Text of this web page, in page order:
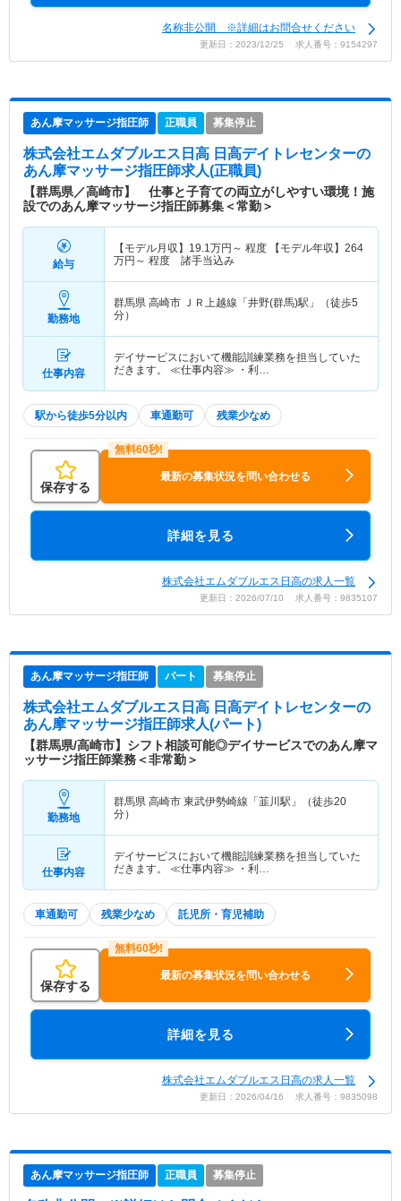
名称非公開 ※詳細はお問合せください
更新日：2023/12/25 求人番号：9154297
あん摩マッサージ指圧師 正職員 募集停止
株式会社エムダブルエス日高 日高デイトレセンターの
あん摩マッサージ指圧師求人(正職員)
【群馬県／高崎市】 仕事と子育ての両立がしやすい環境！施
設でのあん摩マッサージ指圧師募集＜常勤＞
給与
【モデル月収】 19.1万円～ 程度 【モデル年収】 264
万円～ 程度 諸手当込み
勤務地
群馬県 高崎市 ＪＲ上越線「井野(群馬)駅」（徒歩5
分）
仕事内容
デイサービスにおいて機能訓練業務を担当していた
だきます。 ≪仕事内容≫ ・利…
駅から徒歩5分以内 車通勤可 残業少なめ
保存する
最新の募集状況を問い合わせる
詳細を見る
株式会社エムダブルエス日高の求人一覧
更新日：2026/07/10 求人番号：9835107
あん摩マッサージ指圧師 パート 募集停止
株式会社エムダブルエス日高 日高デイトレセンターの
あん摩マッサージ指圧師求人(パート)
【群馬県/高崎市】シフト相談可能◎デイサービスでのあん摩マ
ッサージ指圧師業務＜非常勤＞
勤務地
群馬県 高崎市 東武伊勢崎線「韮川駅」（徒歩20
分）
仕事内容
デイサービスにおいて機能訓練業務を担当していた
だきます。 ≪仕事内容≫ ・利…
車通勤可 残業少なめ 託児所・育児補助
保存する
最新の募集状況を問い合わせる
詳細を見る
株式会社エムダブルエス日高の求人一覧
更新日：2026/04/16 求人番号：9835098
あん摩マッサージ指圧師 正職員 募集停止